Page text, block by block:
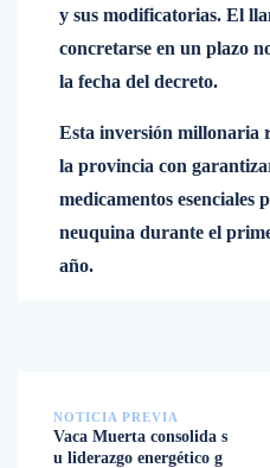
y sus modificatorias. El
concretarse en un plazo
la fecha del decreto.
Esta inversión millonaria
la provincia con
medicamentos esenciales
neuquina durante el
año.
NOTICIA PREVIA
Vaca Muerta consolida s
u liderazgo energético g